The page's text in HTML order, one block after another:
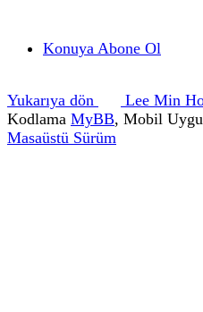
Konuya Abone Ol
Yukarıya dön
Lee Min
Kodlama MyBB, Mobil
Masaüstü Sürüm